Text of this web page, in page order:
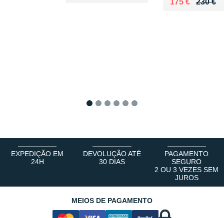
EXPEDIÇÃO EM
24H
DEVOLUÇÃO ATÉ
30 DIAS
PAGAMENTO
SEGURO
2 OU 3 VEZES SEM
JUROS
MEIOS DE PAGAMENTO